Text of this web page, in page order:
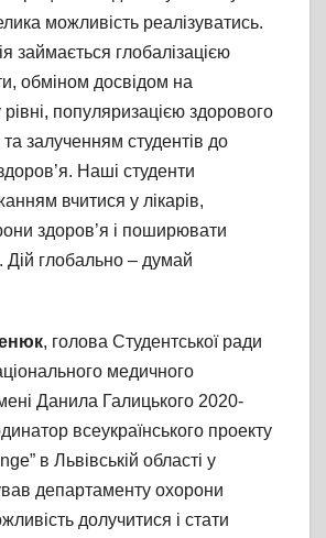
можливість реалізуватись.
займається глобалізацією
обміном досвідом на
популяризацією здорового
залученням студентів до
Наші студенти
вчитися у лікарів,
здоров’я і поширювати
Дій глобально – думай
, голова Студентської ради
медичного
Данила Галицького 2020-
всеукраїнського проекту
в Львівській області у
департаменту охорони
долучитися і стати